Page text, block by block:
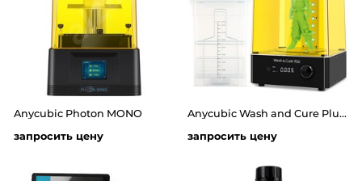
Anycubic Photon MONO
запросить цену
Anycubic Wash and Cure Plus - УФ-камера и мойка
запросить цену